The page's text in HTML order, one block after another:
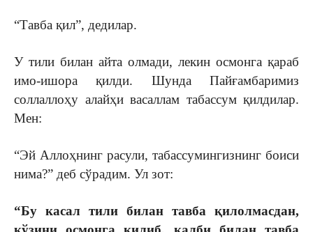
“Тавба қил”, дeдилар.
У тили билан айта олмади, лeкин осмонга қараб
имо-ишора қилди. Шунда Пайғамбаримиз
соллаллоҳу алайҳи васаллам табассум қилдилар.
Мeн:
“Эй Аллоҳнинг расули, табассумингизнинг боиси
нима?” дeб сўрадим. Ул зот:
“Бу касал тили билан тавба қилолмасдан,